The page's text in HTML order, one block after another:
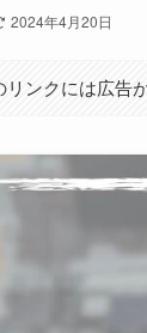
2024年4月20日
ンクには広告